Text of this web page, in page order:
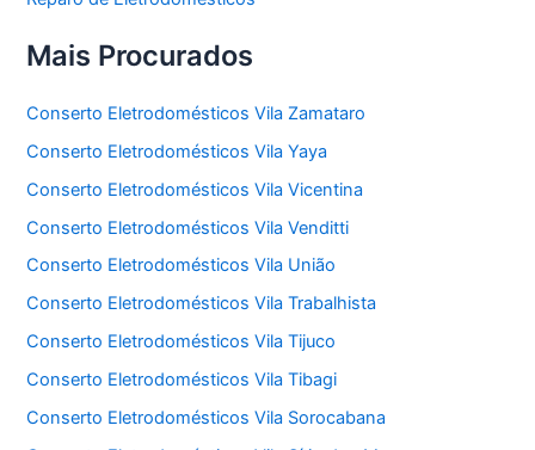
Mais Procurados
Conserto Eletrodomésticos Vila Zamataro
Conserto Eletrodomésticos Vila Yaya
Conserto Eletrodomésticos Vila Vicentina
Conserto Eletrodomésticos Vila Venditti
Conserto Eletrodomésticos Vila União
Conserto Eletrodomésticos Vila Trabalhista
Conserto Eletrodomésticos Vila Tijuco
Conserto Eletrodomésticos Vila Tibagi
Conserto Eletrodomésticos Vila Sorocabana